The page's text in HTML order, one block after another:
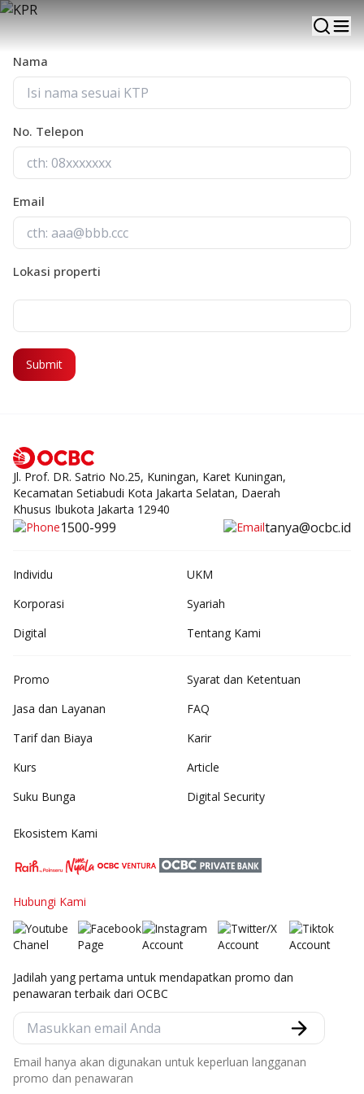
Tim kami siap membantu pengajuan KPRPre Approved
Nama
No. Telepon
Email
Lokasi properti
Jl. Prof. DR. Satrio No.25, Kuningan, Karet Kuningan,
Kecamatan Setiabudi Kota Jakarta Selatan, Daerah
Khusus Ibukota Jakarta 12940
1500-999 tanya@ocbc.id
Individu
UKM
Korporasi
Syariah
Digital
Tentang Kami
Promo
Jasa dan Layanan
Tarif dan Biaya
Kurs
Suku Bunga
Syarat dan Ketentuan
FAQ
Karir
Article
Digital Security
Ekosistem Kami
Hubungi Kami
Jadilah yang pertama untuk mendapatkan promo dan
penawaran terbaik dari OCBC
Email hanya akan digunakan untuk keperluan langganan
promo dan penawaran